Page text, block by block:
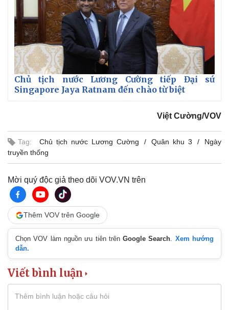
Doanh nghiệp
Thông tin doanh nghiệp
Doanh nghiệp 24h
Doanh nhân
Vì cộng đồng
Công nghệ
Sành điệu
Tin Công nghệ
Trải nghiệm
Chuyển đổi số
Chủ tịch nước Lương Cường tiếp Đại sứ
Singapore Jaya Ratnam đến chào từ biệt
Việt Cường/VOV
Tag: Chủ tịch nước Lương Cường Quân khu 3
Ngày
truyền thống
Mời quý độc giả theo dõi VOV.VN trên
Thêm VOV trên Google
Chọn VOV làm nguồn ưu tiên trênGoogle Search. Xem hướng
dẫn.
Viết bình luận